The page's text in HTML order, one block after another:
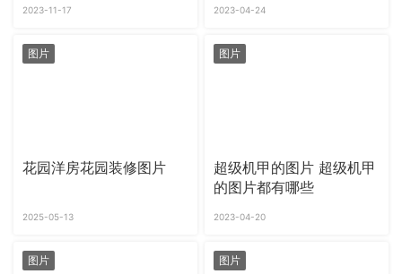
2023-11-17 2023-04-24
图片
花园洋房花园装修图片
2025-05-13
图片
超级机甲的图片 超级机甲
的图片都有哪些
2023-04-20
图片 图片